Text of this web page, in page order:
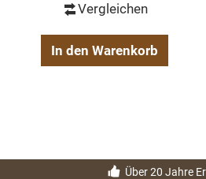
Vergleichen
In den Warenkorb
Über 20 Jahre